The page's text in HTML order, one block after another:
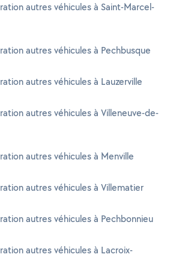
autres véhicules à Saint-Marcel-
autres véhicules à Pechbusque
autres véhicules à Lauzerville
autres véhicules à Villeneuve-de-
autres véhicules à Menville
autres véhicules à Villematier
autres véhicules à Pechbonnieu
autres véhicules à Lacroix-